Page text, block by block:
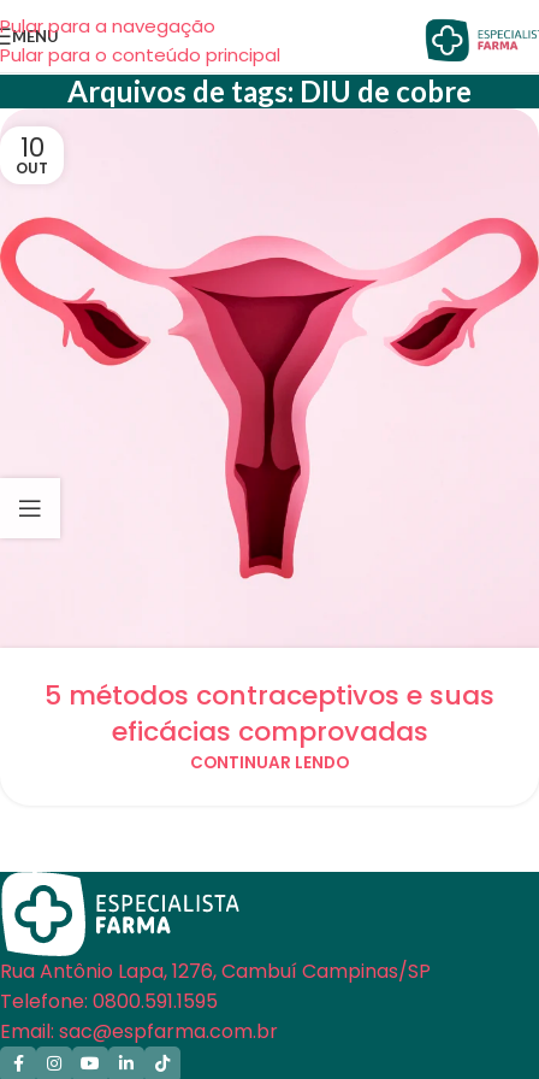
Pular para a navegação
Pular para o conteúdo principal
MENU
Arquivos de tags: DIU de cobre
10
OUT
5 métodos contraceptivos e suas
eficácias comprovadas
CONTINUAR LENDO
Rua Antônio Lapa, 1276, Cambuí Campinas/SP
Telefone: 0800.591.1595
Email: sac@espfarma.com.br